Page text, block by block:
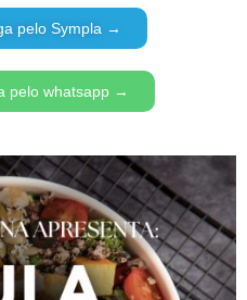
pelo Sympla →
pelo whatsapp →